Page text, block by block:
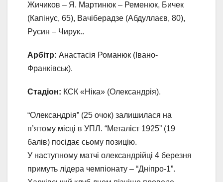
Жичиков – Я. Мартинюк – Ременюк, Бичек
(Капінус, 65), Вачіберадзе (Абдуллаєв, 80),
Русин – Чирук..
Арбітр: Анастасія Романюк (Івано-
Франківськ).
Стадіон: КСК «Ніка» (Олександрія).
“Олександрія” (25 очок) залишилася на
п’ятому місці в УПЛ. “Металіст 1925” (19
балів) посідає сьому позицію.
У наступному матчі олександрійці 4 березня
примуть лідера чемпіонату – “Дніпро-1”.